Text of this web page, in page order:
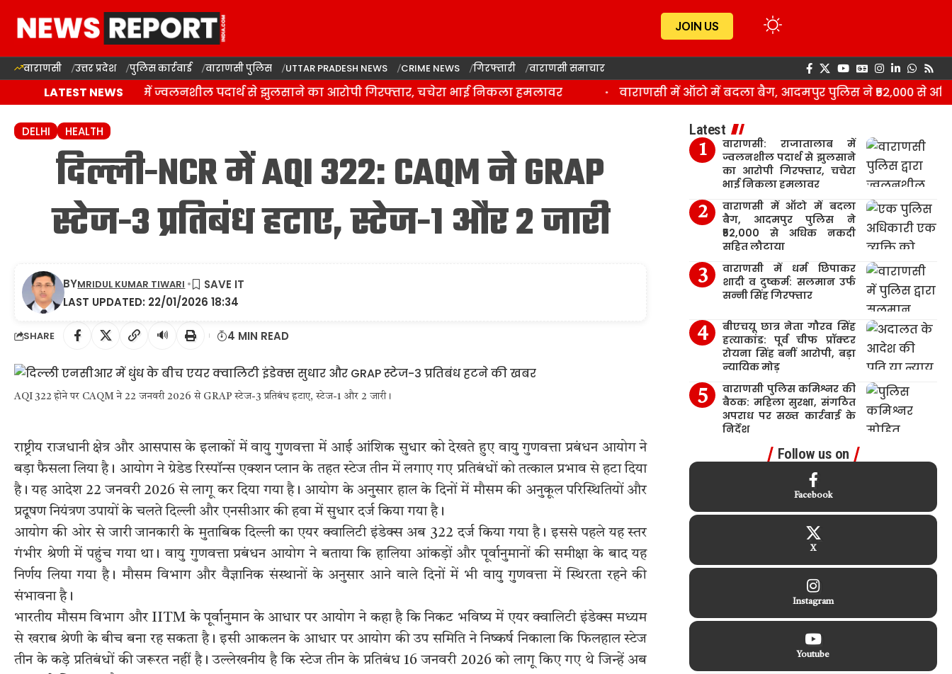
JOIN US
वाराणसी उत्तर प्रदेश पुलिस कार्रवाई वाराणसी पुलिस UTTAR PRADESH NEWS CRIME NEWS गिरफ्तारी वाराणसी समाचार
LATEST NEWS
वाराणसी: राजातालाब में ज्वलनशील पदार्थ से झुलसाने का आरोपी गिरफ्तार, चचेरा भाई निकला हमलावर वाराणसी में ऑटो में बदला बैग, आदमपुर पुलिस ने ₹52,000 से अधिक
DELHI HEALTH
दिल्ली-NCR में AQI 322: CAQM ने GRAP
स्टेज-3 प्रतिबंध हटाए, स्टेज-1 और 2 जारी
LAST UPDATED: 22/01/2026 18:34
BYMRIDUL KUMAR TIWARI
SHARE 🔊 4 MIN READ
AQI 322 होने पर CAQM ने 22 जनवरी 2026 से GRAP स्टेज-3 प्रतिबंध हटाए, स्टेज-1 और 2 जारी।
राष्ट्रीय राजधानी क्षेत्र और आसपास के इलाकों में वायु गुणवत्ता में आई आंशिक सुधार को देखते हुए वायु गुणवत्ता प्रबंधन आयोग ने
बड़ा फैसला लिया है। आयोग ने ग्रेडेड रिस्पॉन्स एक्शन प्लान के तहत स्टेज तीन में लगाए गए प्रतिबंधों को तत्काल प्रभाव से हटा दिया
है। यह आदेश 22 जनवरी 2026 से लागू कर दिया गया है। आयोग के अनुसार हाल के दिनों में मौसम की अनुकूल परिस्थितियों और
प्रदूषण नियंत्रण उपायों के चलते दिल्ली और एनसीआर की हवा में सुधार दर्ज किया गया है।
आयोग की ओर से जारी जानकारी के मुताबिक दिल्ली का एयर क्वालिटी इंडेक्स अब 322 दर्ज किया गया है। इससे पहले यह स्तर
गंभीर श्रेणी में पहुंच गया था। वायु गुणवत्ता प्रबंधन आयोग ने बताया कि हालिया आंकड़ों और पूर्वानुमानों की समीक्षा के बाद यह
निर्णय लिया गया है। मौसम विभाग और वैज्ञानिक संस्थानों के अनुसार आने वाले दिनों में भी वायु गुणवत्ता में स्थिरता रहने की
संभावना है।
भारतीय मौसम विभाग और IITM के पूर्वानुमान के आधार पर आयोग ने कहा है कि निकट भविष्य में एयर क्वालिटी इंडेक्स मध्यम
से खराब श्रेणी के बीच बना रह सकता है। इसी आकलन के आधार पर आयोग की उप समिति ने निष्कर्ष निकाला कि फिलहाल स्टेज
तीन के कड़े प्रतिबंधों की जरूरत नहीं है। उल्लेखनीय है कि स्टेज तीन के प्रतिबंध 16 जनवरी 2026 को लागू किए गए थे जिन्हें अब
Latest
वाराणसी: राजातालाब में
ज्वलनशील पदार्थ से झुलसाने
का आरोपी गिरफ्तार, चचेरा
भाई निकला हमलावर
वाराणसी में ऑटो में बदला
बैग, आदमपुर पुलिस ने
₹52,000 से अधिक नकदी
सहित लौटाया
वाराणसी में धर्म छिपाकर
शादी व दुष्कर्म: सलमान उर्फ
सन्नी सिंह गिरफ्तार
बीएचयू छात्र नेता गौरव सिंह
हत्याकांड: पूर्व चीफ प्रॉक्टर
रोयना सिंह बनीं आरोपी, बड़ा
न्यायिक मोड़
वाराणसी पुलिस कमिश्नर की
बैठक: महिला सुरक्षा, संगठित
अपराध पर सख्त कार्रवाई के
निर्देश
Follow us on
Facebook
X
Instagram
Youtube